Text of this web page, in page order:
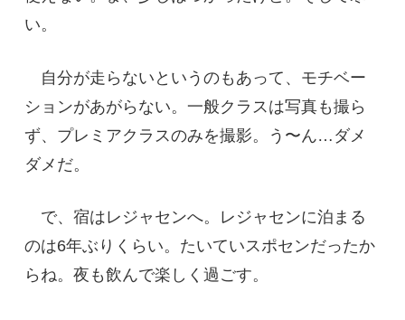
い。
自分が走らないというのもあって、モチベー
ションがあがらない。一般クラスは写真も撮ら
ず、プレミアクラスのみを撮影。う〜ん…ダメ
ダメだ。
で、宿はレジャセンへ。レジャセンに泊まる
のは6年ぶりくらい。たいていスポセンだったか
らね。夜も飲んで楽しく過ごす。